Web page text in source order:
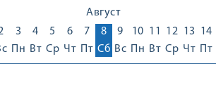
Август
3
Пн
4
Вт
5
Ср
6
Чт
7
Пт
8
Сб
9
Вс
10
Пн
11
Вт
12
Ср
13
Чт
14
Пт